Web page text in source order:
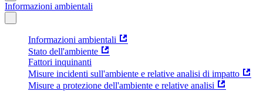
Informazioni ambientali
Informazioni ambientali
Stato dell'ambiente
Fattori inquinanti
Misure incidenti sull'ambiente e relative analisi di impatto
Misure a protezione dell'ambiente e relative analisi